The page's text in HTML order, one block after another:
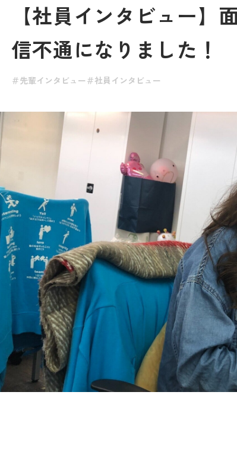
【社員インタビュー】
信不通になりました！
先輩インタビュー 社員インタビュー